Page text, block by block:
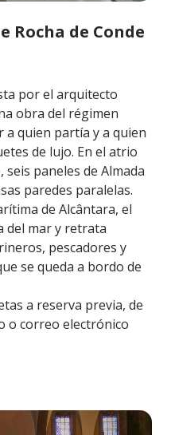
Rocha de Conde
por el arquitecto
obra del régimen
quien partía y a quien
de lujo. En el atrio
paneles de Almada
paredes paralelas.
de Alcântara, el
del mar y retrata
pescadores y
se queda a bordo de
a reserva previa, de
o correo electrónico